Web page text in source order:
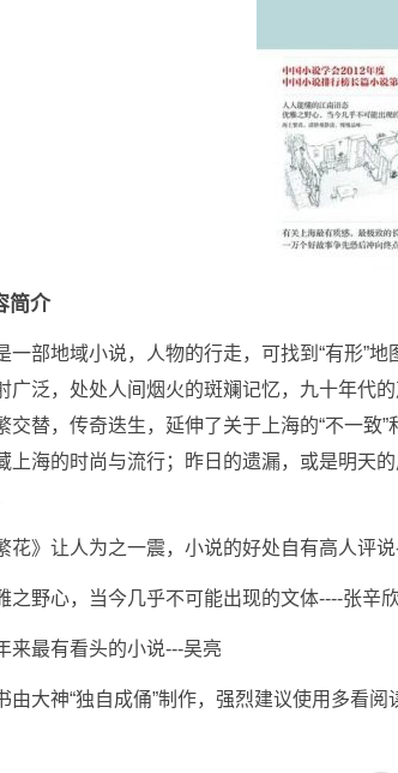
简介
一部地域小说，人物的行走，可找到“有形”
广泛，处处人间烟火的斑斓记忆，九十年代
交替，传奇迭生，延伸了关于上海的“不一致
上海的时尚与流行；昨日的遗漏，或是明
花》让人为之一震，小说的好处自有高人评
之野心，当今几乎不可能出现的文体----张辛
来最有看头的小说---吴亮
由大神“独自成俑”制作，强烈建议使用多看阅